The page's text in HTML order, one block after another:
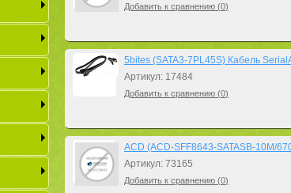
Добавить к сравнению (0)
5bites (SATA3-7PL45S) Кабель
Артикул: 17484
Добавить к сравнению (0)
ACD (ACD-SFF8643-SATASB-10M/
Артикул: 73165
Добавить к сравнению (0)